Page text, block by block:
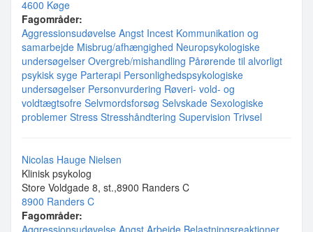
4600 Køge
Fagområder:
Aggressionsudøvelse Angst Incest Kommunikation og
samarbejde Misbrug/afhængighed Neuropsykologiske
undersøgelser Overgreb/mishandling Pårørende til alvorligt
psykisk syge Parterapi Personlighedspsykologiske
undersøgelser Personvurdering Røveri- vold- og
voldtægtsofre Selvmordsforsøg Selvskade Sexologiske
problemer Stress Stresshåndtering Supervision Trivsel
Nicolas Hauge Nielsen
Klinisk psykolog
Store Voldgade 8, st.,8900 Randers C
8900 Randers C
Fagområder:
Aggressionsudøvelse Angst Arbejde Belastningsreaktioner